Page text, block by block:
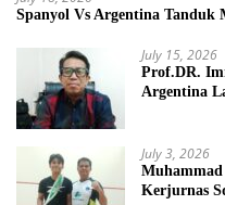
Spanyol Vs Argentina Tanduk
July 15, 2026
Prof.DR.
Argentina
July 3, 2026
Kerjurnas